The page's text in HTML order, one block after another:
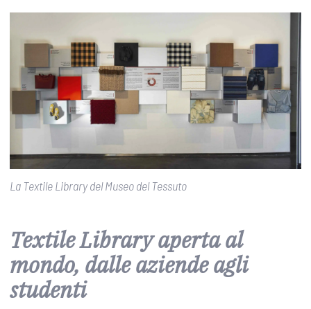
La Textile Library del Museo del Tessuto
Textile Library aperta al
mondo, dalle aziende agli
studenti